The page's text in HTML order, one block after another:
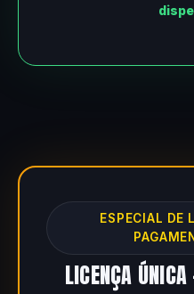
ESPECIAL DE
LICENÇA